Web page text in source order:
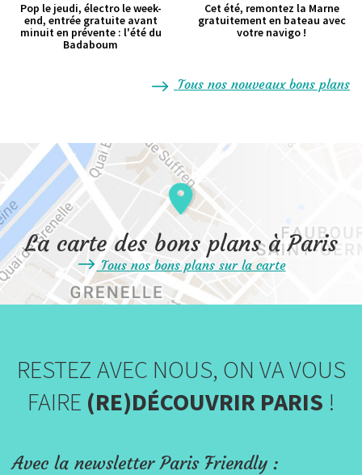
Pop le jeudi, électro le week-
end, entrée gratuite avant
minuit en prévente : l'été du
Badaboum
Cet été, remontez la Marne
gratuitement en bateau avec
votre navigo !
Tous nos nouveaux bons plans
La carte des bons plans à Paris
Tous nos bons plans sur la carte
RESTEZ AVEC NOUS, ON VA VOUS
FAIRE (RE)DÉCOUVRIR PARIS !
Avec la newsletter Paris Friendly :